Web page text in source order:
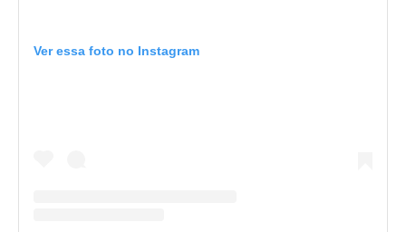
Ver essa foto no Instagram